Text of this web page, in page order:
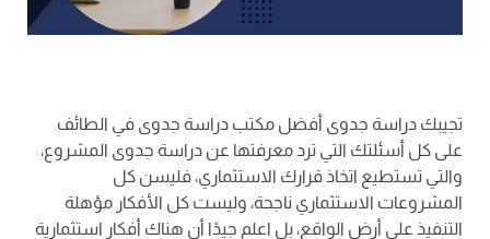
تجيبك دراسة جدوى أفضل مكتب دراسة جدوى في الطائف
على كل أسئلتك التي ترد معرفتها عن دراسة جدوى المشروع،
والتي تستطيع اتخاذ قرارك الاستثماري، فليسن كل
المشروعات الاستثماري ناجحة، وليست كل الأفكار مؤهلة
التنفيذ على أرض الواقع، بل اعلم جيدًا أن هناك أفكار استثمارية